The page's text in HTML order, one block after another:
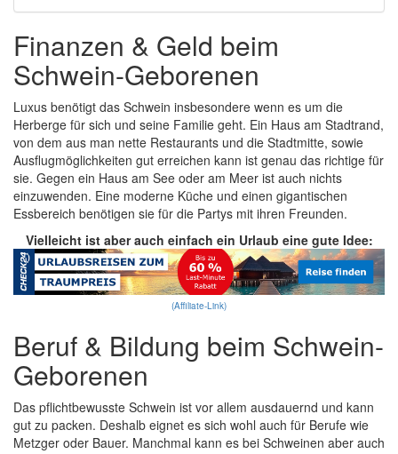
Finanzen & Geld beim
Schwein-Geborenen
Luxus benötigt das Schwein insbesondere wenn es um die
Herberge für sich und seine Familie geht. Ein Haus am Stadtrand,
von dem aus man nette Restaurants und die Stadtmitte, sowie
Ausflugmöglichkeiten gut erreichen kann ist genau das richtige für
sie. Gegen ein Haus am See oder am Meer ist auch nichts
einzuwenden. Eine moderne Küche und einen gigantischen
Essbereich benötigen sie für die Partys mit ihren Freunden.
Vielleicht ist aber auch einfach ein Urlaub eine gute Idee:
(Affiliate-Link)
Beruf & Bildung beim Schwein-
Geborenen
Das pflichtbewusste Schwein ist vor allem ausdauernd und kann
gut zu packen. Deshalb eignet es sich wohl auch für Berufe wie
Metzger oder Bauer. Manchmal kann es bei Schweinen aber auch